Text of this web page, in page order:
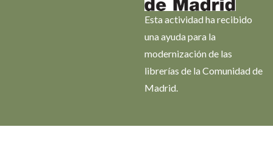
Esta actividad ha recibido
una ayuda para la
modernización de las
librerías de la Comunidad de
Madrid.